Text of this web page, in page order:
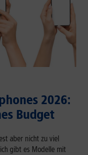
2026:
Budget
aber nicht zu viel
gibt es Modelle mit